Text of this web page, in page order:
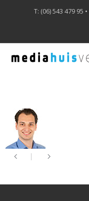
T: (06) 543 479 95 •